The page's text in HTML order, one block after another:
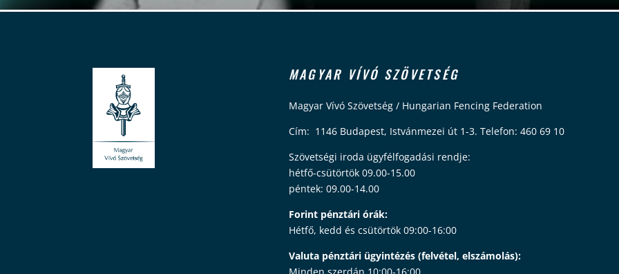
MAGYAR VÍVÓ SZÖVETSÉG
Magyar Vívó Szövetség / Hungarian Fencing Federation
Cím: 1146 Budapest, Istvánmezei út 1-3. Telefon: 460 69 10
Szövetségi iroda ügyfélfogadási rendje:
hétfő-csütörtök 09.00-15.00
péntek: 09.00-14.00
Forint pénztári órák:
Hétfő, kedd és csütörtök 09:00-16:00
Valuta pénztári ügyintézés (felvétel, elszámolás):